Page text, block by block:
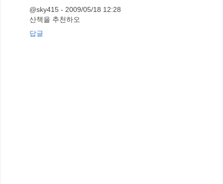
@sky415 - 2009/05/18 12:28
산책을 추천하오
답글